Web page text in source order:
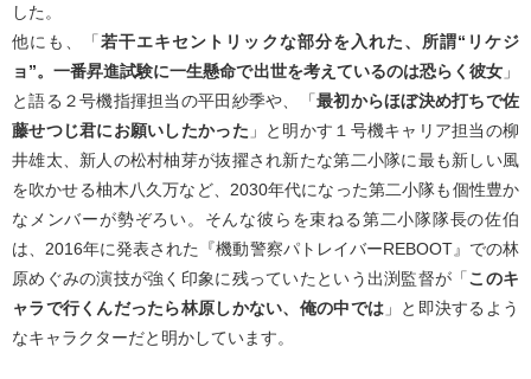
した。
他にも、「若干エキセントリックな部分を入れた、所謂“リケジ
ョ”。一番昇進試験に一生懸命で出世を考えているのは恐らく彼女 」
と語る２号機指揮担当の平田紗季や、「最初からほぼ決め打ちで佐
藤せつじ君にお願いしたかった 」と明かす１号機キャリア担当の柳
井雄太、新人の松村柚芽が抜擢され新たな第二小隊に最も新しい風
を吹かせる柚木八久万など、2030年代になった第二小隊も個性豊か
なメンバーが勢ぞろい。そんな彼らを束ねる第二小隊隊長の佐伯
は、2016年に発表された『機動警察パトレイバーREBOOT』での林
原めぐみの演技が強く印象に残っていたという出渕監督が「このキ
ャラで行くんだったら林原しかない、俺の中では 」と即決するよう
なキャラクターだと明かしています。